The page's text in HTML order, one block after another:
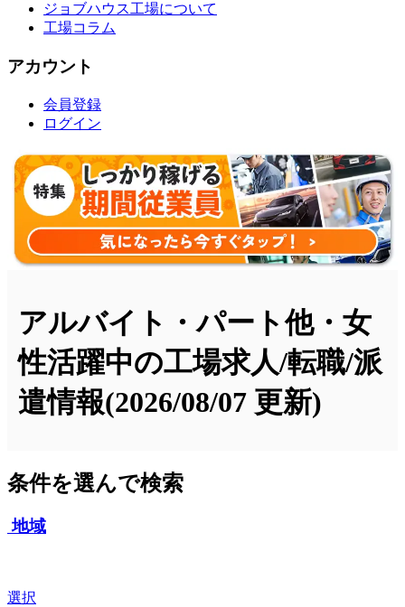
ジョブハウス工場について
工場コラム
アカウント
会員登録
ログイン
アルバイト・パート他・女
性活躍中の工場求人/転職/派
遣情報(2026/08/07 更新)
条件を選んで検索
地域
選択